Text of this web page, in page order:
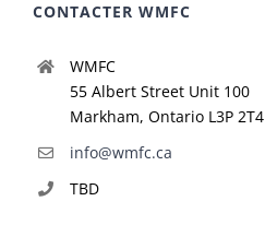
CONTACTER WMFC
WMFC
55 Albert Street Unit 100
Markham, Ontario L3P 2T4
info@wmfc.ca
TBD